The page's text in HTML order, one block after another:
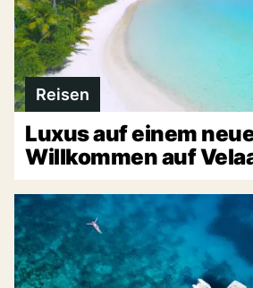
Reisen
Luxus auf einem
Willkommen auf